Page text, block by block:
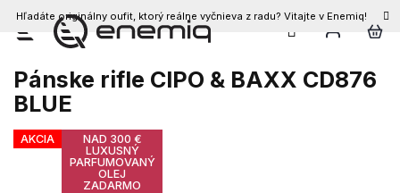
Prejsť
obsah
Hľadáte originálny oufit, ktorý reálne vyčnieva z radu? Vitajte v Enemiq!
Pánske rifle CIPO & BAXX CD876
BLUE
AKCIA
NAD 300 €
LUXUSNÝ
PARFUMOVANÝ
OLEJ
ZADARMO